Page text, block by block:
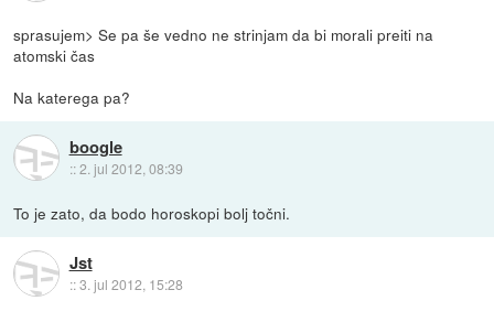
sprasujem> Se pa še vedno ne strinjam da bi morali preiti na
atomski čas
Na katerega pa?
boogle
::2. jul 2012, 08:39
To je zato, da bodo horoskopi bolj točni.
Jst
::3. jul 2012, 15:28